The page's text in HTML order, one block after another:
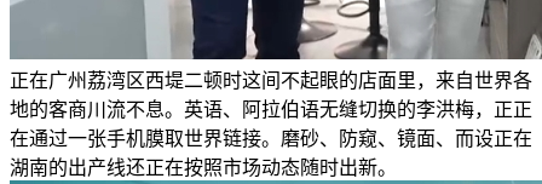
正在广州荔湾区西堤二顿时这间不起眼的店面里，来自世界各
地的客商川流不息。英语、阿拉伯语无缝切换的李洪梅，正正
在通过一张手机膜取世界链接。磨砂、防窥、镜面、而设正在
湖南的出产线还正在按照市场动态随时出新。